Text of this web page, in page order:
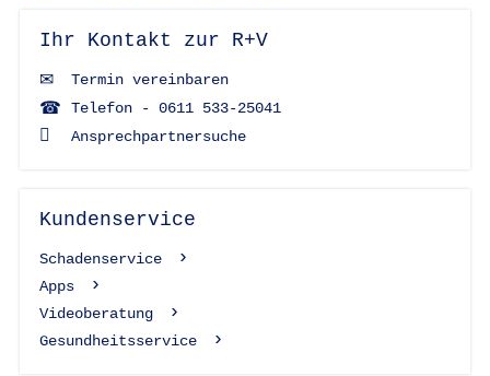
Ihr Kontakt zur R+V
Termin vereinbaren
Telefon - 0611 533-25041
Ansprechpartnersuche
Kundenservice
Schadenservice
Apps
Videoberatung
Gesundheitsservice